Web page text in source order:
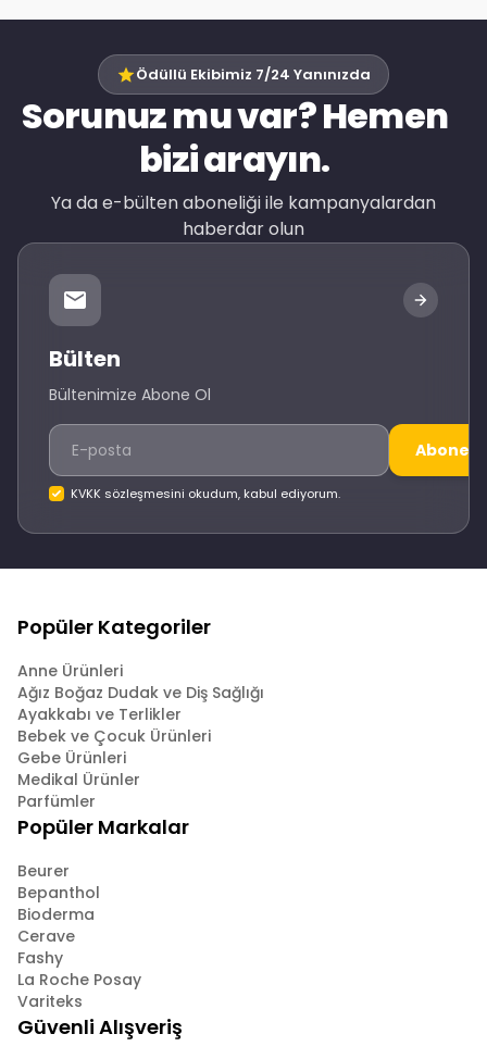
Ödüllü Ekibimiz 7/24 Yanınızda
Sorunuz mu var? Hemen
bizi arayın.
Ya da e-bülten aboneliği ile kampanyalardan
haberdar olun
Bülten
Bültenimize Abone Ol
Abone
KVKK sözleşmesini okudum, kabul ediyorum.
Popüler Kategoriler
Anne Ürünleri
Ağız Boğaz Dudak ve Diş Sağlığı
Ayakkabı ve Terlikler
Bebek ve Çocuk Ürünleri
Gebe Ürünleri
Medikal Ürünler
Parfümler
Popüler Markalar
Beurer
Bepanthol
Bioderma
Cerave
Fashy
La Roche Posay
Variteks
Güvenli Alışveriş